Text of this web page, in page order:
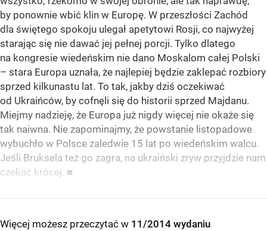
by ponownie wbić klin w Europę. W przeszłości Zachód
dla świętego spokoju ulegał apetytowi Rosji, co najwyżej
starając się nie dawać jej pełnej porcji. Tylko dlatego
na kongresie wiedeńskim nie dano Moskalom całej Polski
– stara Europa uznała, że najlepiej będzie zaklepać rozbiory
sprzed kilkunastu lat. To tak, jakby dziś oczekiwać
od Ukraińców, by cofnęli się do historii sprzed Majdanu.
Miejmy nadzieję, że Europa już nigdy więcej nie okaże się
tak naiwna. Nie zapominajmy, że powstanie listopadowe
wybuchło w Polsce zaledwie 15 lat po wiedeńskim walcu.
Jeśli Bruksela też go zagra, na ukraiński zryw przyjdzie nam
czekać krócej. ■
Więcej możesz przeczytać w 11/2014 wydaniu